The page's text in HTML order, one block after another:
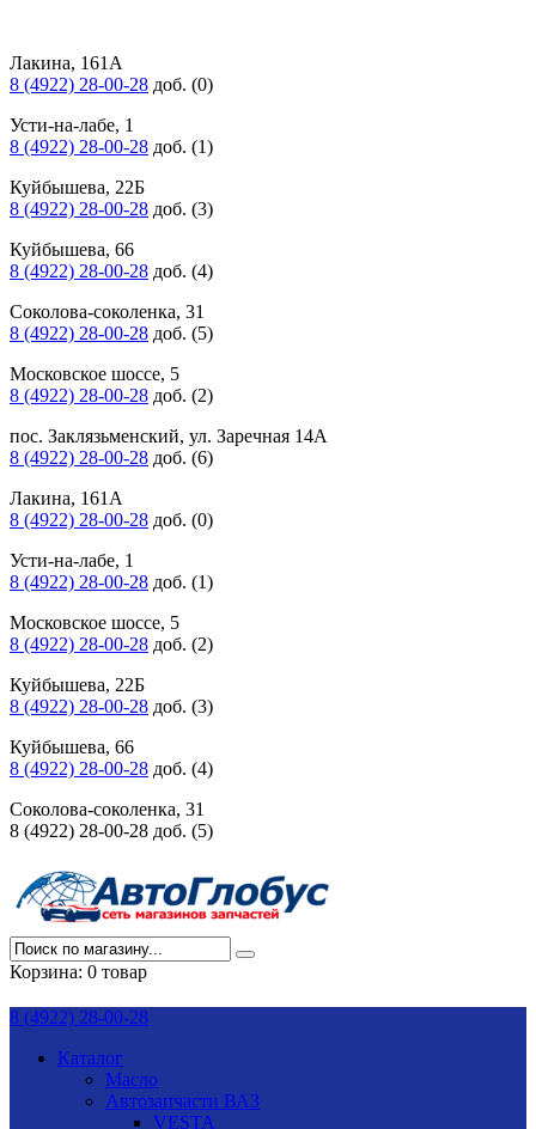
Лакина, 161А
8 (4922) 28-00-28 доб. (0)
Усти-на-лабе, 1
8 (4922) 28-00-28 доб. (1)
Куйбышева, 22Б
8 (4922) 28-00-28 доб. (3)
Куйбышева, 66
8 (4922) 28-00-28 доб. (4)
Соколова-соколенка, 31
8 (4922) 28-00-28 доб. (5)
Московское шоссе, 5
8 (4922) 28-00-28 доб. (2)
пос. Заклязьменский, ул. Заречная 14А
8 (4922) 28-00-28 доб. (6)
Лакина, 161А
8 (4922) 28-00-28 доб. (0)
Усти-на-лабе, 1
8 (4922) 28-00-28 доб. (1)
Московское шоссе, 5
8 (4922) 28-00-28 доб. (2)
Куйбышева, 22Б
8 (4922) 28-00-28 доб. (3)
Куйбышева, 66
8 (4922) 28-00-28 доб. (4)
Соколова-соколенка, 31
8 (4922) 28-00-28 доб. (5)
Корзина: 0 товар
8 (4922) 28-00-28
Каталог
Масло
Автозапчасти ВАЗ
VESTA